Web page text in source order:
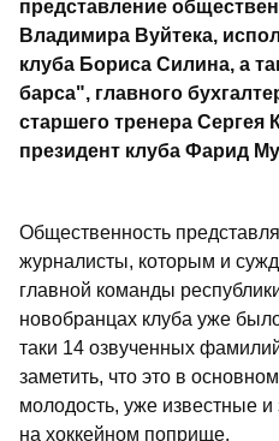
представление
Владимира Вуйтека,
клуба Бориса Силина, а
барса", главного
старшего тренера Сергея
президент клуба Фарид
Общественность
журналисты, которым и
главной команды
новобранцах клуба уже
таки 14 озвученных
заметить, что это в
молодость, уже известные
на хоккейном поприще.